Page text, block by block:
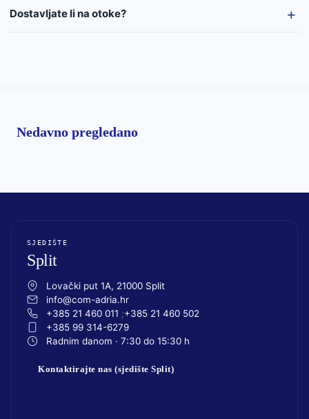
Dostavljate li na otoke?
Nedavno pregledano
SJEDIŠTE
Split
Lovački put 1A, 21000 Split
info@com-adria.hr
+385 21 460 011
+385 21 460 502
+385 99 314-6279
Radnim danom · 7:30 do 15:30 h
Kontaktirajte nas (sjedište Split)